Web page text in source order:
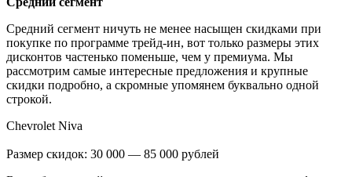
Средний сегмент ничуть не менее насыщен скидками при
покупке по программе трейд-ин, вот только размеры этих
дисконтов частенько поменьше, чем у премиума. Мы
рассмотрим самые интересные предложения и крупные
скидки подробно, а скромные упомянем буквально одной
строкой.
Chevrolet Niva
Размер скидок: 30 000 — 85 000 рублей